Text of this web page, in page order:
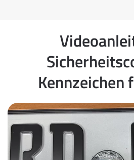
Kennzeichen